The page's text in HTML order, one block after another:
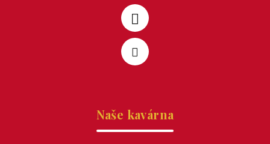
Naše kavárna